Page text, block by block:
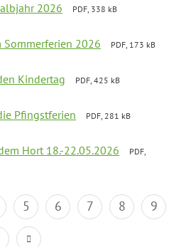
2026
PDF, 338 kB
2026
PDF, 173 kB
Kindertag
PDF, 425 kB
Pfingstferien
PDF, 281 kB
Hort 18.-22.05.2026
PDF,
5 6 7 8
9